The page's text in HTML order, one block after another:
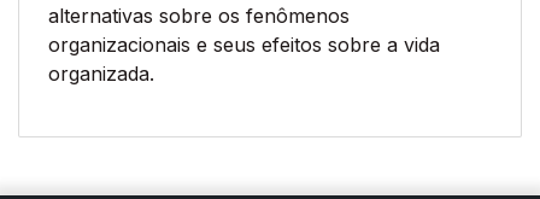
alternativas sobre os fenômenos
organizacionais e seus efeitos sobre a vida
organizada.